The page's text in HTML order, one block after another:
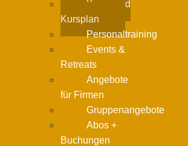
Kurse und
Kursplan
Personaltraining
Events &
Retreats
Angebote
für Firmen
Gruppenangebote
Abos +
Buchungen